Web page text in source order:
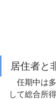
居住者と
任期中は多
して総合所